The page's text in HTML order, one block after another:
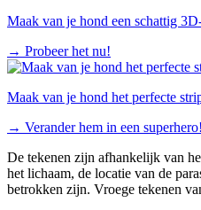
Maak van je hond een schattig
→ Probeer het nu!
Maak van je hond het perfecte
→ Verander hem in een superhero!
De tekenen zijn afhankelijk van
het lichaam, de locatie van de
betrokken zijn. Vroege tekenen